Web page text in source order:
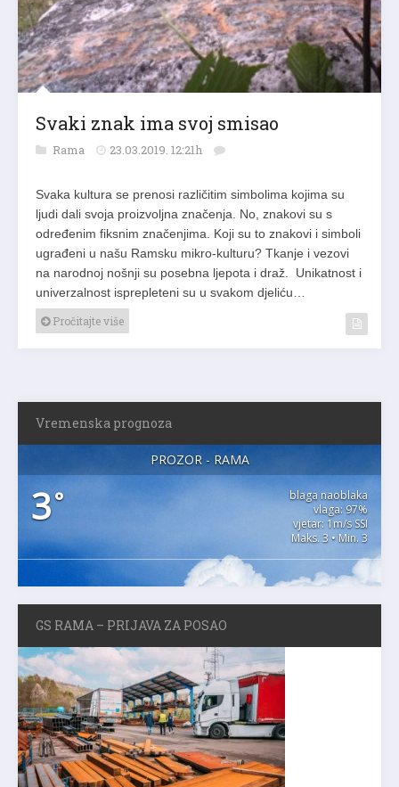
Svaki znak ima svoj smisao
Rama 23.03.2019. 12:21h
Svaka kultura se prenosi različitim simbolima kojima su
ljudi dali svoja proizvoljna značenja. No, znakovi su s
određenim fiksnim značenjima. Koji su to znakovi i simboli
ugrađeni u našu Ramsku mikro-kulturu? Tkanje i vezovi
na narodnoj nošnji su posebna ljepota i draž. Unikatnost i
univerzalnost isprepleteni su u svakom djeliću…
Pročitajte više
Vremenska prognoza
PROZOR - RAMA
3°
blaga naoblaka
vlaga: 97%
vjetar: 1m/s SSI
Maks. 3 • Min. 3
GS RAMA – PRIJAVA ZA POSAO